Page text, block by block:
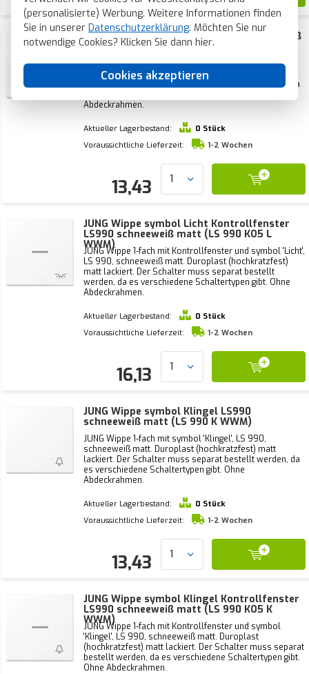
(personalisierte) Werbung. Weitere Informationen finden
Sie in unserer Datenschutzerklärung. Möchten Sie nur
notwendige Cookies? Klicken Sie dann hier.
Cookies akzeptieren
JUNG Wippe symbol Licht LS990 schneeweiß
matt (LS 990 L WWM)
JUNG Wippe 1-fach mit symbol 'Licht', LS 990,
schneeweiß matt. Duroplast (hochkratzfest) matt
lackiert. Der Schalter muss separat bestellt werden, da
Abdeckrahmen.
Aktueller Lagerbestand:
0 Stück
Voraussichtliche Lieferzeit:
1-2 Wochen
13,43
JUNG Wippe symbol Licht Kontrollfenster
LS990 schneeweiß matt (LS 990 KO5 L
WWM)
JUNG Wippe 1-fach mit Kontrollfenster und symbol 'Licht',
LS 990, schneeweiß matt. Duroplast (hochkratzfest)
matt lackiert. Der Schalter muss separat bestellt
werden, da es verschiedene Schaltertypen gibt. Ohne
Abdeckrahmen.
Aktueller Lagerbestand:
0 Stück
Voraussichtliche Lieferzeit:
1-2 Wochen
16,13
JUNG Wippe symbol Klingel LS990
schneeweiß matt (LS 990 K WWM)
JUNG Wippe 1-fach mit symbol 'Klingel', LS 990,
schneeweiß matt. Duroplast (hochkratzfest) matt
lackiert. Der Schalter muss separat bestellt werden, da
es verschiedene Schaltertypen gibt. Ohne
Abdeckrahmen.
Aktueller Lagerbestand:
0 Stück
Voraussichtliche Lieferzeit:
1-2 Wochen
13,43
JUNG Wippe symbol Klingel Kontrollfenster
LS990 schneeweiß matt (LS 990 KO5 K
WWM)
JUNG Wippe 1-fach mit Kontrollfenster und symbol
'Klingel', LS 990, schneeweiß matt. Duroplast
(hochkratzfest) matt lackiert. Der Schalter muss separat
bestellt werden, da es verschiedene Schaltertypen gibt.
Ohne Abdeckrahmen.